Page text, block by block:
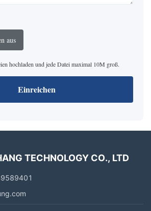
aus
hochladen und jede Datei maximal 10M groß.
Einreichen
TECHNOLOGY CO., LTD